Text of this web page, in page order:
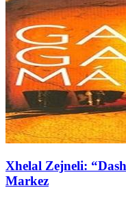
Xhelal Zejneli:
Markez